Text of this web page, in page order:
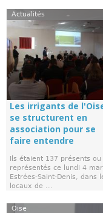
Actualités
Les irrigants de
se structurent en
association pour se
faire entendre
Ils étaient 137 présents ou
représentés ce lundi 4
Estrées-Saint-Denis, dans
locaux de ...
Oise